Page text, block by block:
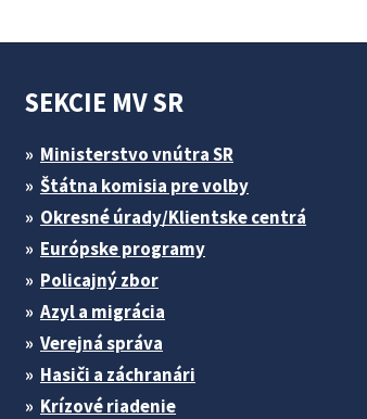
SEKCIE MV SR
Ministerstvo vnútra SR
Štátna komisia pre volby
Okresné úrady/Klientske centrá
Európske programy
Policajný zbor
Azyl a migrácia
Verejná správa
Hasiči a záchranári
Krízové riadenie